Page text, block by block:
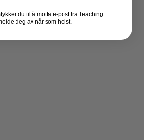
du til å motta e-post fra Teaching
deg av når som helst.